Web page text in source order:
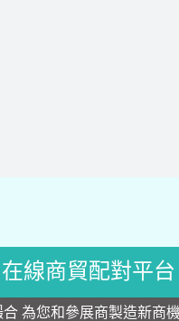
在線商貿配對平台
合 為您和參展商製造新商機